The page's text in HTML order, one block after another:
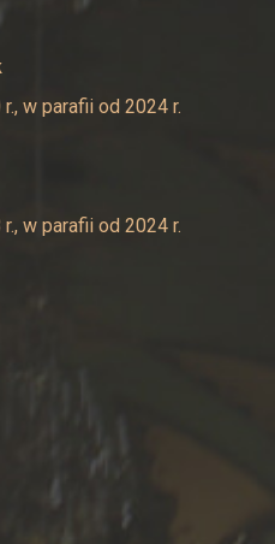
w parafii od 2024 r.
w parafii od 2024 r.